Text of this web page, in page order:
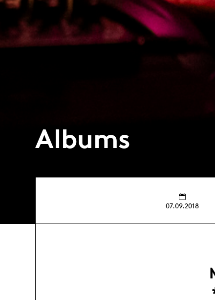
Albums
07.09.2018